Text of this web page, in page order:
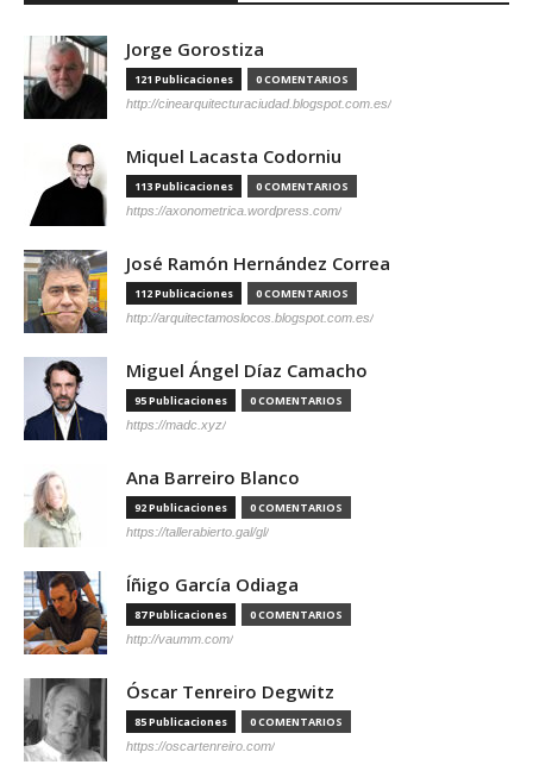
Jorge Gorostiza
121 Publicaciones 0 COMENTARIOS
http://cinearquitecturaciudad.blogspot.com.es/
Miquel Lacasta Codorniu
113 Publicaciones 0 COMENTARIOS
https://axonometrica.wordpress.com/
José Ramón Hernández Correa
112 Publicaciones 0 COMENTARIOS
http://arquitectamoslocos.blogspot.com.es/
Miguel Ángel Díaz Camacho
95 Publicaciones 0 COMENTARIOS
https://madc.xyz/
Ana Barreiro Blanco
92 Publicaciones 0 COMENTARIOS
https://tallerabierto.gal/gl/
Íñigo García Odiaga
87 Publicaciones 0 COMENTARIOS
http://vaumm.com/
Óscar Tenreiro Degwitz
85 Publicaciones 0 COMENTARIOS
https://oscartenreiro.com/